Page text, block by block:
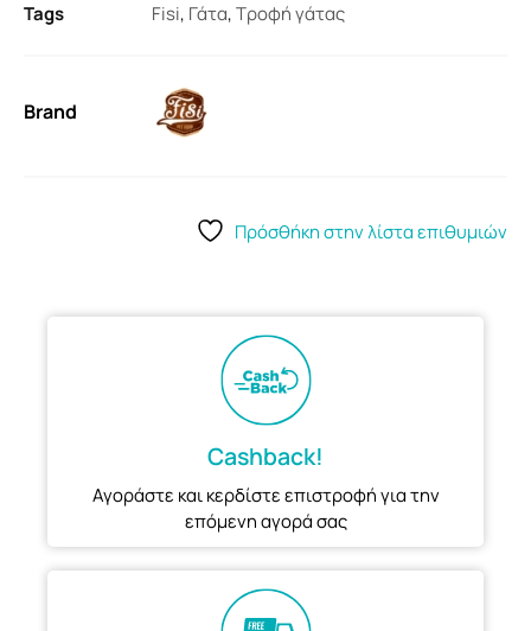
Tags
Fisi, Γάτα,Τροφή γάτας
Brand
Πρόσθήκη στην λίστα επιθυμιών
Cashback!
Αγοράστε και κερδίστε επιστροφή για την
επόμενη αγορά σας